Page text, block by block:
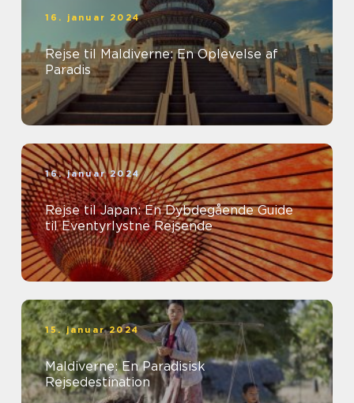
16. januar 2024
Rejse til Maldiverne: En Oplevelse af
Paradis
16. januar 2024
Rejse til Japan: En Dybdegående Guide
til Eventyrlystne Rejsende
15. januar 2024
Maldiverne: En Paradisisk
Rejsedestination